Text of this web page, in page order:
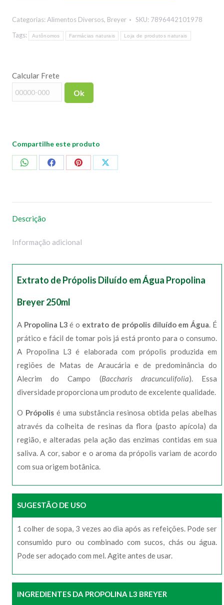
Própolis
Verde
(Sem
Álcool)
30ml
Categorias: Alimentos Diversos, Breyer SKU: 7896442101978
Tags:
Autônomos Farmácias naturais Loja de produtos naturais
Calcular Frete
Ok
Compartilhe este produto
CompartilharCompartilharCompartilharCompartilhar
Descrição
Informação adicional
Extrato de Própolis Diluído em Água Propolina
Breyer 250ml
A Propolina L3 é o extrato de própolis diluído em Água. É
prático e fácil de tomar pois já está pronto para o consumo.
A Propolina L3 é elaborada com própolis produzida em
regiões de Matas de Araucária e de predominância do
Alecrim do Campo (Baccharis dracunculifolia). Essa
diversidade proporciona um produto de excelente qualidade.
O Própolisé uma substância resinosa obtida pelas abelhas
através da colheita de resinas da flora (pasto apícola) da
região, e alteradas pela ação das enzimas contidas em sua
saliva. A cor, sabor e o aroma da própolis variam de acordo
com sua origem botânica.
SUGESTÃO DE USO
1 colher de sopa, 3 vezes ao dia após as refeições. Pode ser
consumido puro ou combinado com sucos, chás ou água.
Pode ser adoçado com mel. Agite antes de usar.
INGREDIENTES DA PROPOLINA L3 BREYER